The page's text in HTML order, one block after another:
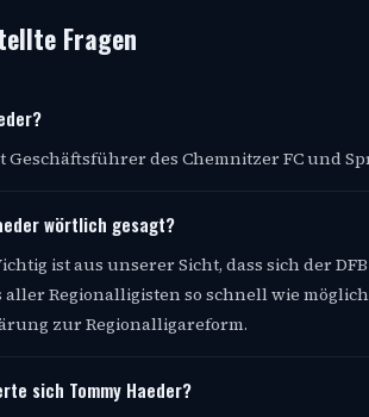
Fragen
Geschäftsführer des Chemnitzer FC und
wörtlich gesagt?
ist aus unserer Sicht, dass sich der
Regionalligisten so schnell wie
zur Regionalligareform.
sich Tommy Haeder?